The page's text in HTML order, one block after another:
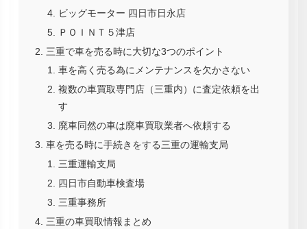
ビッグモーター 四日市日永店
ＰＯＩＮＴ５津店
三重で車を売る時に大切な3つのポイント
車を高く売る為にメンテナンスを欠かさない
複数の車買取専門店（三重内）に査定依頼を出
す
廃車同然の車は廃車買取業者へ依頼する
車を売る時に手続きをする三重の運輸支局
三重運輸支局
四日市自動車検査場
三重事務所
三重の車買取情報まとめ